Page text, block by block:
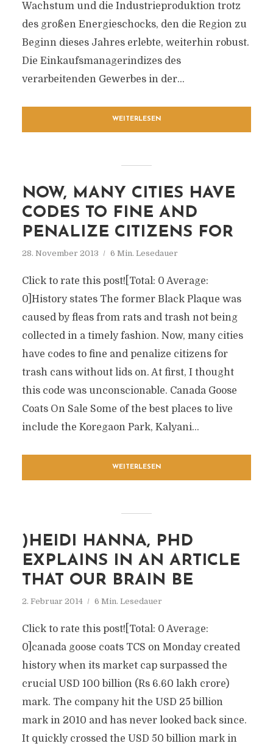
Wachstum und die Industrieproduktion trotz
des großen Energieschocks, den die Region zu
Beginn dieses Jahres erlebte, weiterhin robust.
Die Einkaufsmanagerindizes des
verarbeitenden Gewerbes in der...
WEITERLESEN
NOW, MANY CITIES HAVE
CODES TO FINE AND
PENALIZE CITIZENS FOR
28. November 2013 6 Min. Lesedauer
Click to rate this post![Total: 0 Average:
0]History states The former Black Plaque was
caused by fleas from rats and trash not being
collected in a timely fashion. Now, many cities
have codes to fine and penalize citizens for
trash cans without lids on. At first, I thought
this code was unconscionable. Canada Goose
Coats On Sale Some of the best places to live
include the Koregaon Park, Kalyani...
WEITERLESEN
)HEIDI HANNA, PHD
EXPLAINS IN AN ARTICLE
THAT OUR BRAIN BE
2. Februar 2014 6 Min. Lesedauer
Click to rate this post![Total: 0 Average:
0]canada goose coats TCS on Monday created
history when its market cap surpassed the
crucial USD 100 billion (Rs 6.60 lakh crore)
mark. The company hit the USD 25 billion
mark in 2010 and has never looked back since.
It quickly crossed the USD 50 billion mark in